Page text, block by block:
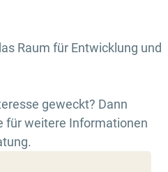
Raum für Entwicklung und
geweckt? Dann
für weitere Informationen